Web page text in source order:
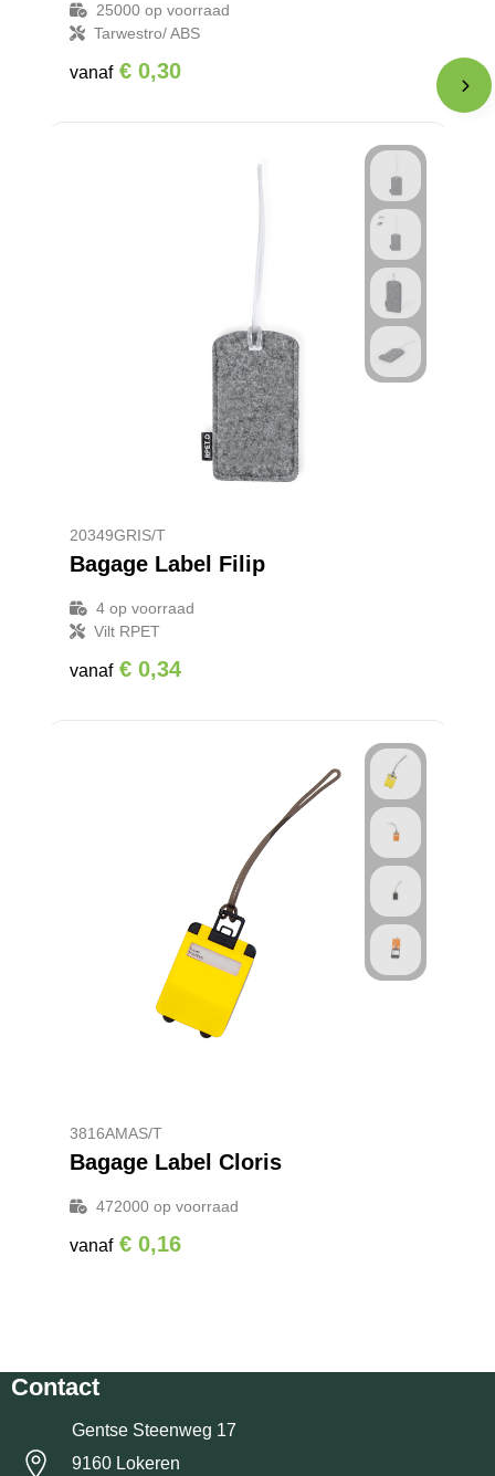
25000op voorraad
Tarwestro/ ABS
vanaf € 0,30
20349GRIS/T
Bagage Label Filip
4op voorraad
Vilt RPET
vanaf € 0,34
3816AMAS/T
Bagage Label Cloris
472000op voorraad
vanaf € 0,16
Contact
Gentse Steenweg 17
9160 Lokeren